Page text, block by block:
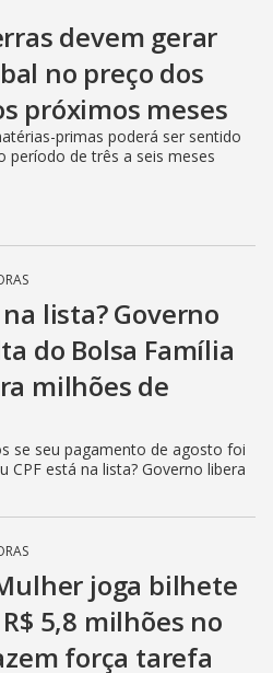
devem gerar
no preço dos
próximos meses
primas poderá ser sentido
período de três a seis meses
na lista? Governo
do Bolsa Família
milhões de
se seu pagamento de agosto foi
CPF está na lista? Governo libera
joga bilhete
5,8 milhões no
força tarefa